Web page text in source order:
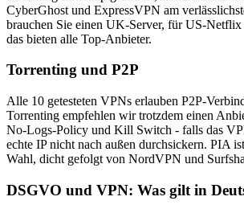
CyberGhost und ExpressVPN am
brauchen Sie einen UK-Server, für US-
das bieten alle Top-Anbieter.
Torrenting und P2P
Alle 10 getesteten VPNs erlauben P2P-
Torrenting empfehlen wir trotzdem einen
No-Logs-Policy und Kill Switch - falls das
echte IP nicht nach außen durchsickern. PIA
Wahl, dicht gefolgt von NordVPN und
DSGVO und VPN: Was gilt in